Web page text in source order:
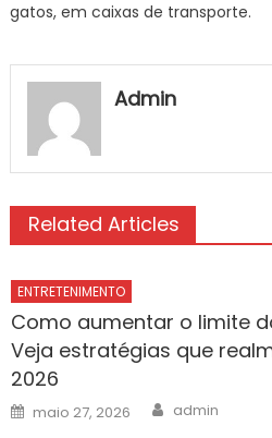
gatos, em caixas de transporte.
Admin
Related Articles
ENTRETENIMENTO
Como aumentar o limite
Veja estratégias que
2026
Posted
on
maio 27, 2026 Author
admin